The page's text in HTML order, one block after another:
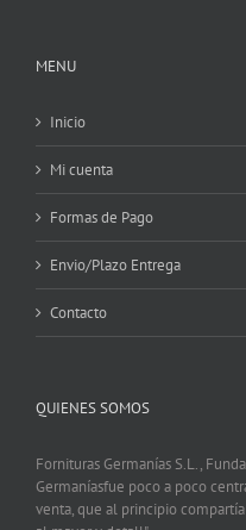
MENU
Inicio
Mi cuenta
Formas de Pago
Envio/Plazo Entrega
Contacto
QUIENES SOMOS
Fornituras Germanías S.L.,
Germaníasfue poco a poco
venta, que al principio